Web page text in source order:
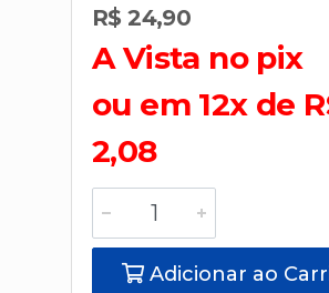
R$ 24,90
A Vista no pix
ou em 12x de
2,08
Adicionar ao